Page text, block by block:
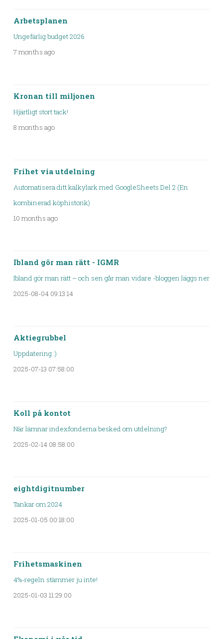
Arbetsplanen
Ungefärlig budget 2026
7 months ago
Kronan till miljonen
Hjärtligt stort tack!
8 months ago
Frihet via utdelning
Automatisera ditt kalkylark med GoogleSheets Del 2 (En
kombinerad köphistorik)
10 months ago
Ibland gör man rätt - IGMR
Ibland gör man rätt – och sen går man vidare -bloggen läggs ner
2025-08-04 09:13:14
Aktiegrubbel
Uppdatering :)
2025-07-13 07:58:00
Koll på kontot
När lämnar indexfonderna besked om utdelning?
2025-02-14 08:58:00
eightdigitnumber
Tankar om 2024
2025-01-05 00:18:00
Frihetsmaskinen
4%-regeln stämmer ju inte!
2025-01-03 11:29:00